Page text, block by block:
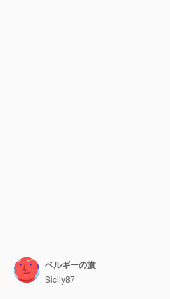
ベルギーの旗
Sicily87